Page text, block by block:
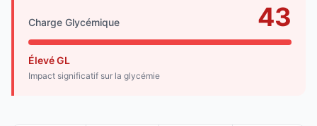
Charge Glycémique 43
Élevé GL
Impact significatif sur la glycémie